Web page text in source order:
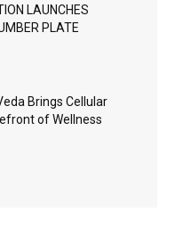
LAUNCHES
PLATE
Brings Cellular
of Wellness